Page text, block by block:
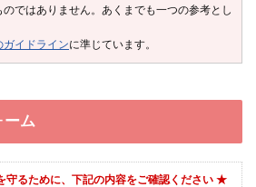
ではありません。あくまでも一つの参考とし
ガイドラインに準じています。
ーム
守るために、下記の内容をご確認ください ★